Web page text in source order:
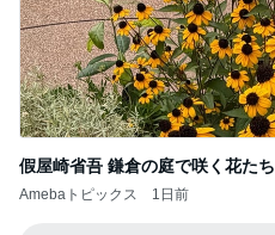
假屋崎省吾 鎌倉の庭で咲く花たち
Amebaトピックス 1日前